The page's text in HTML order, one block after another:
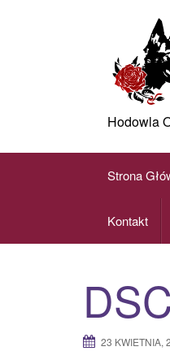
Hodowla
Strona
Kontakt
23 KWIETNIA,